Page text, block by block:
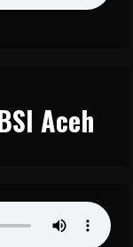
Aceh